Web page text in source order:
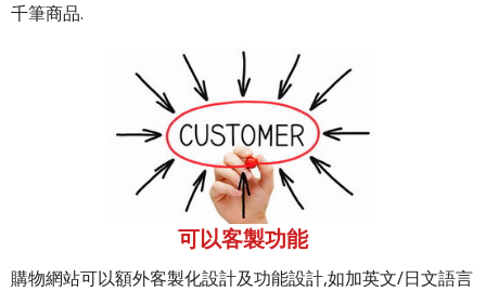
千筆商品.
可以客製功能
購物網站可以額外客製化設計及功能設計,如加英文/日文語言